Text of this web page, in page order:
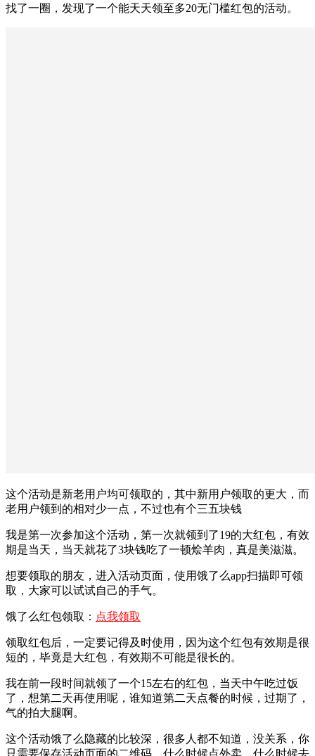
找了一圈，发现了一个能天天领至多20无门槛红包的活动。
这个活动是新老用户均可领取的，其中新用户领取的更大，而
老用户领到的相对少一点，不过也有个三五块钱
我是第一次参加这个活动，第一次就领到了19的大红包，有效
期是当天，当天就花了3块钱吃了一顿烩羊肉，真是美滋滋。
想要领取的朋友，进入活动页面，使用饿了么app扫描即可领
取，大家可以试试自己的手气。
饿了么红包领取： 点我领取
领取红包后，一定要记得及时使用，因为这个红包有效期是很
短的，毕竟是大红包，有效期不可能是很长的。
我在前一段时间就领了一个15左右的红包，当天中午吃过饭
了，想第二天再使用呢，谁知道第二天点餐的时候，过期了，
气的拍大腿啊。
这个活动饿了么隐藏的比较深，很多人都不知道，没关系，你
只需要保存活动页面的二维码，什么时候点外卖，什么时候去